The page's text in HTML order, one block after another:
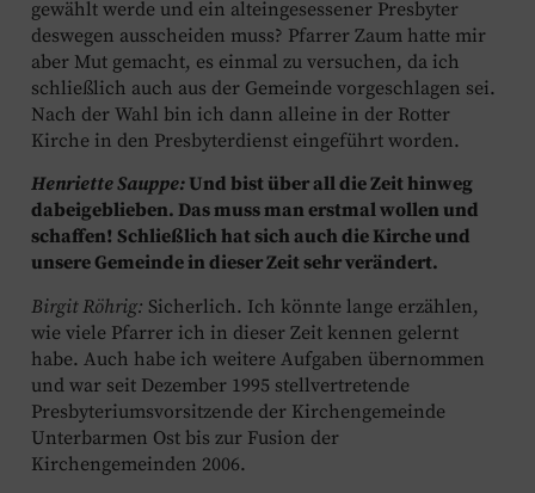
gewählt werde und ein alteingesessener Presbyter
deswegen ausscheiden muss? Pfarrer Zaum hatte mir
aber Mut gemacht, es einmal zu versuchen, da ich
schließlich auch aus der Gemeinde vorgeschlagen sei.
Nach der Wahl bin ich dann alleine in der Rotter
Kirche in den Presbyterdienst eingeführt worden.
Henriette Sauppe: Und bist über all die Zeit hinweg
dabeigeblieben. Das muss man erstmal wollen und
schaffen! Schließlich hat sich auch die Kirche und
unsere Gemeinde in dieser Zeit sehr verändert.
Birgit Röhrig: Sicherlich. Ich könnte lange erzählen,
wie viele Pfarrer ich in dieser Zeit kennen gelernt
habe. Auch habe ich weitere Aufgaben übernommen
und war seit Dezember 1995 stellvertretende
Presbyteriumsvorsitzende der Kirchengemeinde
Unterbarmen Ost bis zur Fusion der
Kirchengemeinden 2006.